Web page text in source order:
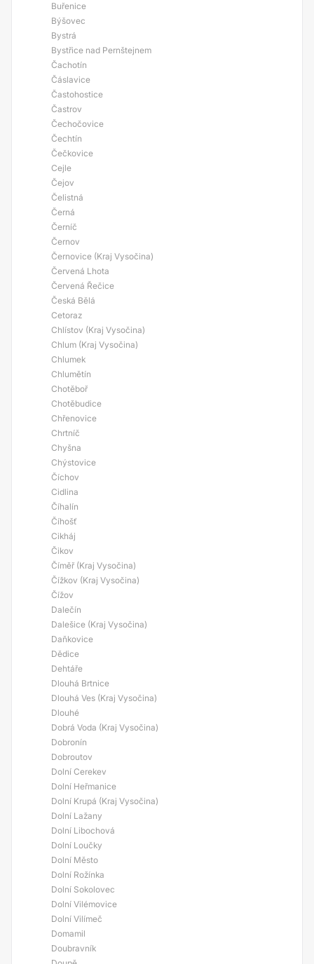
Buřenice
Býšovec
Bystrá
Bystřice nad Pernštejnem
Čachotín
Čáslavice
Častohostice
Častrov
Čechočovice
Čechtín
Čečkovice
Cejle
Čejov
Čelistná
Černá
Černíč
Černov
Černovice (Kraj Vysočina)
Červená Lhota
Červená Řečice
Česká Bělá
Cetoraz
Chlístov (Kraj Vysočina)
Chlum (Kraj Vysočina)
Chlumek
Chlumětín
Chotěboř
Chotěbudice
Chřenovice
Chrtníč
Chyšna
Chýstovice
Číchov
Cidlina
Číhalín
Číhošť
Cikháj
Čikov
Číměř (Kraj Vysočina)
Čížkov (Kraj Vysočina)
Čížov
Dalečín
Dalešice (Kraj Vysočina)
Daňkovice
Dědice
Dehtáře
Dlouhá Brtnice
Dlouhá Ves (Kraj Vysočina)
Dlouhé
Dobrá Voda (Kraj Vysočina)
Dobronín
Dobroutov
Dolní Cerekev
Dolní Heřmanice
Dolní Krupá (Kraj Vysočina)
Dolní Lažany
Dolní Libochová
Dolní Loučky
Dolní Město
Dolní Rožínka
Dolní Sokolovec
Dolní Vilémovice
Dolní Vilímeč
Domamil
Doubravník